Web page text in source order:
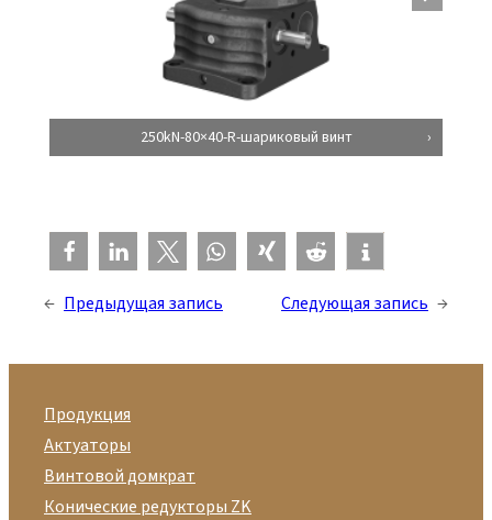
250kN-80×40-R-шариковый винт
← Предыдущая запись Следующая запись →
Продукция
Актуаторы
Винтовой домкрат
Конические редукторы ZK